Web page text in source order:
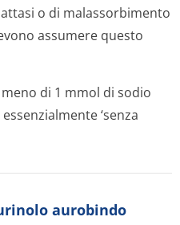
o di malassorbimento
assumere questo
di 1 mmol di sodio
‘senza
aurobindo